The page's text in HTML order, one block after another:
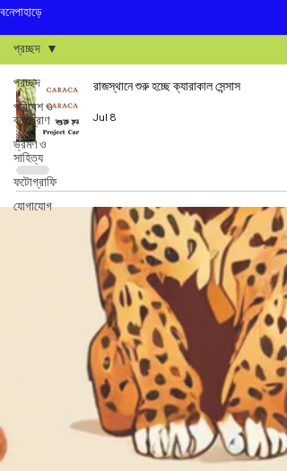
বনেপাহাড়ে
প্রচ্ছদ
পরিবেশ ও
বন্যপ্রাণ
ভ্রমণ ও
সাহিত্য
ফটোগ্রাফি
যোগাযোগ
প্রচ্ছদ
রাজস্থানে শুরু হচ্ছে ক্যারাকাল সেন্সাস
Jul 8